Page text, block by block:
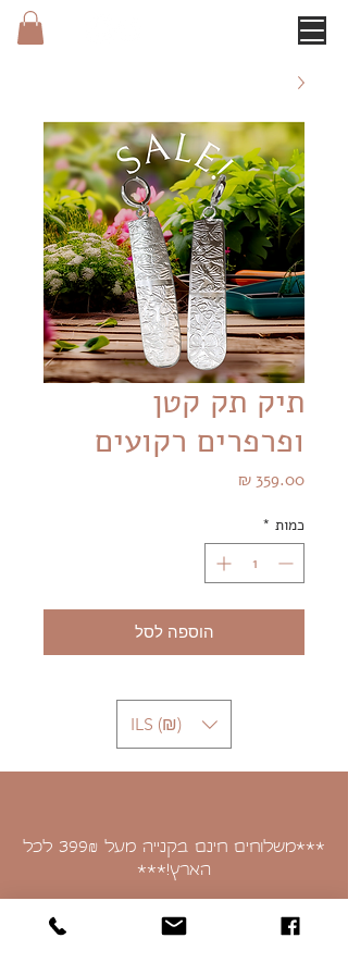
תיק תק קטן
ופרפרים רקועים
מחיר
כמות *
הוספה לסל
ILS (₪)
***משלוחים חינם בקנייה מעל 399 ₪
לכל
הארץ!***
איסוף עצמי בכתובת: